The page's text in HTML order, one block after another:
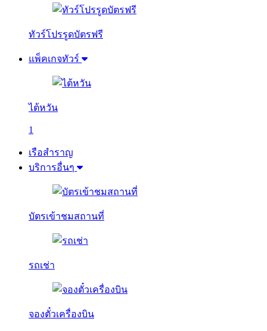
ทัวร์โปรรูดบัตรฟรี
แพ็คเกจทัวร์
ไต้หวัน
1
เรือสำราญ
บริการอื่นๆ
บัตรเข้าชมสถานที่
รถเช่า
จองตั๋วเครื่องบิน